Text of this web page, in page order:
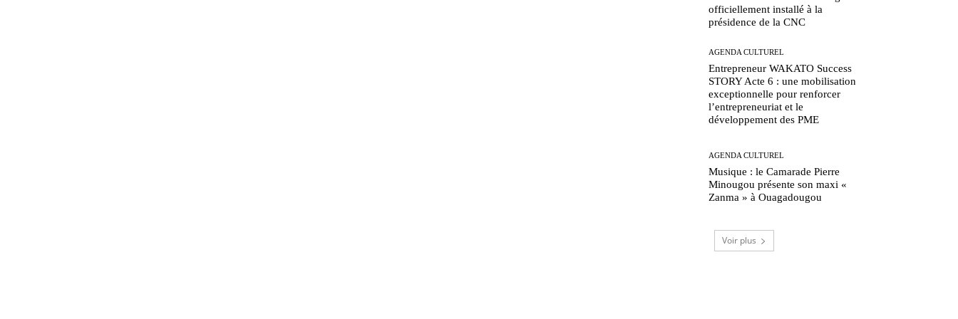
officiellement installé à la
présidence de la CNC
AGENDA CULTUREL
Entrepreneur WAKATO Success
STORY Acte 6 : une mobilisation
exceptionnelle pour renforcer
l’entrepreneuriat et le
développement des PME
AGENDA CULTUREL
Musique : le Camarade Pierre
Minougou présente son maxi «
Zanma » à Ouagadougou
Voir plus